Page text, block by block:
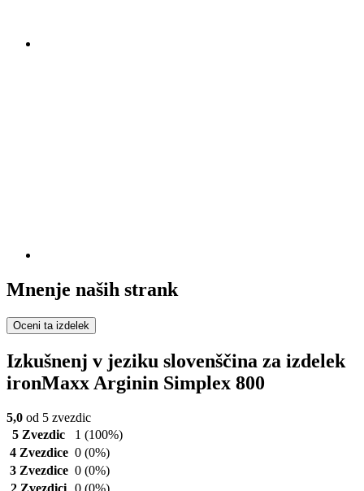
Mnenje naših strank
Oceni ta izdelek
Izkušnenj v jeziku slovenščina za izdelek
ironMaxx Arginin Simplex 800
5,0 od 5 zvezdic
5 Zvezdic
1 (100%)
4 Zvezdice 0 (0%)
3 Zvezdice 0 (0%)
2 Zvezdici 0 (0%)